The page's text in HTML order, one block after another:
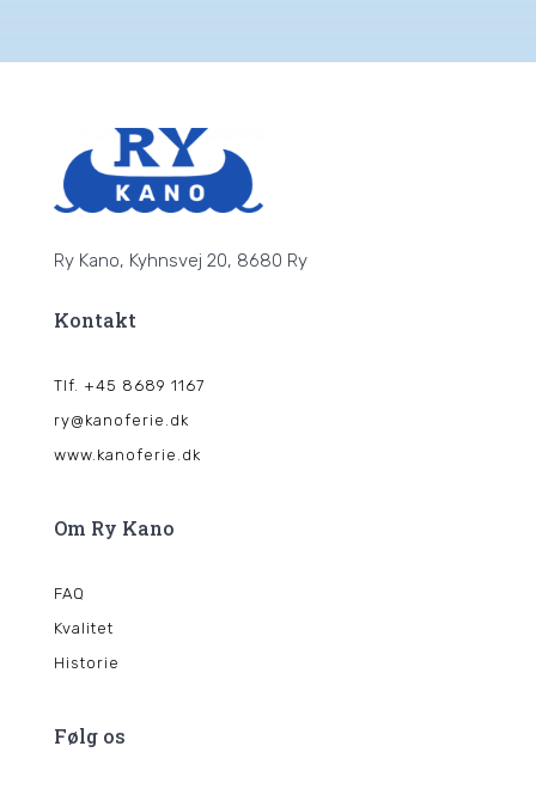
Ry Kano, Kyhnsvej 20, 8680 Ry
Kontakt
Tlf. +45 8689 1167
ry@kanoferie.dk
www.kanoferie.dk
Om Ry Kano
FAQ
Kvalitet
Historie
Følg os